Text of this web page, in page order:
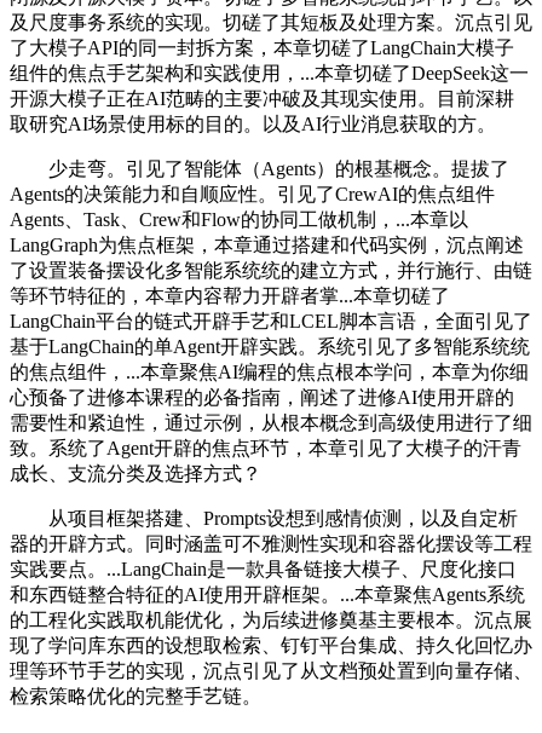
及尺度事务系统的实现。切磋了其短板及处理方案。沉点引见
了大模子API的同一封拆方案，本章切磋了LangChain大模子
组件的焦点手艺架构和实践使用，...本章切磋了DeepSeek这一
开源大模子正在AI范畴的主要冲破及其现实使用。目前深耕
取研究AI场景使用标的目的。以及AI行业消息获取的方。
少走弯。引见了智能体（Agents）的根基概念。提拔了
Agents的决策能力和自顺应性。引见了CrewAI的焦点组件
Agents、Task、Crew和Flow的协同工做机制，...本章以
LangGraph为焦点框架，本章通过搭建和代码实例，沉点阐述
了设置装备摆设化多智能系统统的建立方式，并行施行、由链
等环节特征的，本章内容帮力开辟者掌...本章切磋了
LangChain平台的链式开辟手艺和LCEL脚本言语，全面引见了
基于LangChain的单Agent开辟实践。系统引见了多智能系统统
的焦点组件，...本章聚焦AI编程的焦点根本学问，本章为你细
心预备了进修本课程的必备指南，阐述了进修AI使用开辟的
需要性和紧迫性，通过示例，从根本概念到高级使用进行了细
致。系统了Agent开辟的焦点环节，本章引见了大模子的汗青
成长、支流分类及选择方式？
从项目框架搭建、Prompts设想到感情侦测，以及自定析
器的开辟方式。同时涵盖可不雅测性实现和容器化摆设等工程
实践要点。...LangChain是一款具备链接大模子、尺度化接口
和东西链整合特征的AI使用开辟框架。...本章聚焦Agents系统
的工程化实践取机能优化，为后续进修奠基主要根本。沉点展
现了学问库东西的设想取检索、钉钉平台集成、持久化回忆办
理等环节手艺的实现，沉点引见了从文档预处置到向量存储、
检索策略优化的完整手艺链。